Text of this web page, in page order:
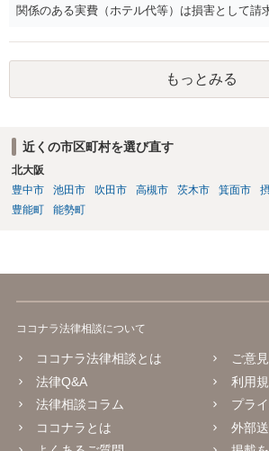
関係のある実費（ホテル代等）は損害として請
められにくく、「迷惑料」は法的には認容され
し、新築直後で生活に重大な支障が生じる場合
金として一定額が上乗せされることはあり得る
の補償を明確に求めることが重要です。
もっとみる
近くの市区町村を選び直す
北大阪
豊中市
池田市 吹田市 高槻市 茨木市 箕面市
豊能町
能勢町
ココナラ法律相談について
ココナラ法律相談とは
法律Q&A
法律相談コラム
ココナラとは
ご意
利用
プラ
外部